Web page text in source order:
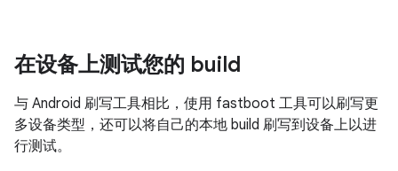
在设备上测试您的 build
与 Android 刷写工具相比，使用 fastboot 工具可以刷写更
多设备类型，还可以将自己的本地 build 刷写到设备上以进
行测试。